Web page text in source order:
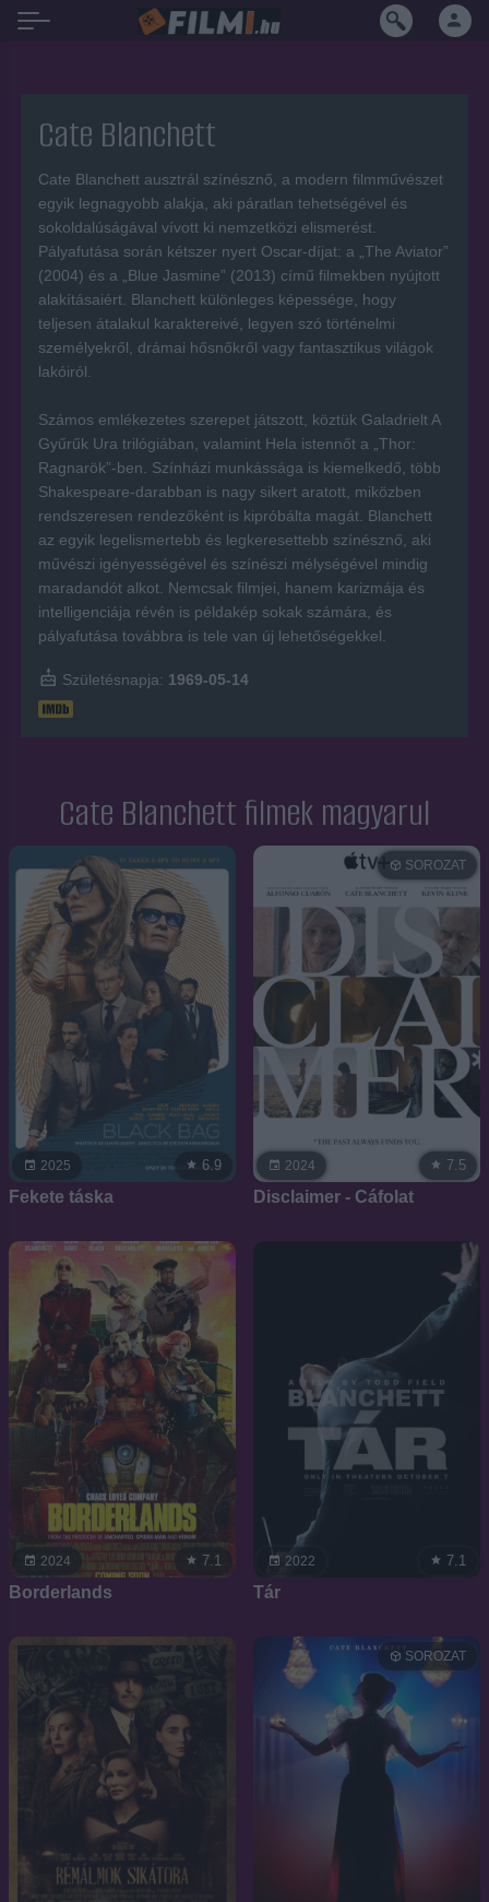
Cate Blanchett
Cate Blanchett ausztrál színésznő, a modern filmművészet
egyik legnagyobb alakja, aki páratlan tehetségével és
sokoldalúságával vívott ki nemzetközi elismerést.
Pályafutása során kétszer nyert Oscar-díjat: a „The Aviator”
(2004) és a „Blue Jasmine” (2013) című filmekben nyújtott
alakításaiért. Blanchett különleges képessége, hogy
teljesen átalakul karaktereivé, legyen szó történelmi
személyekről, drámai hősnőkről vagy fantasztikus világok
lakóiról.
Számos emlékezetes szerepet játszott, köztük Galadrielt A
Gyűrűk Ura trilógiában, valamint Hela istennőt a „Thor:
Ragnarök”-ben. Színházi munkássága is kiemelkedő, több
Shakespeare-darabban is nagy sikert aratott, miközben
rendszeresen rendezőként is kipróbálta magát. Blanchett
az egyik legelismertebb és legkeresettebb színésznő, aki
művészi igényességével és színészi mélységével mindig
maradandót alkot. Nemcsak filmjei, hanem karizmája és
intelligenciája révén is példakép sokak számára, és
pályafutása továbbra is tele van új lehetőségekkel.
Születésnapja: 1969-05-14
Cate Blanchett filmek magyarul
2025 6.9
Fekete táska
2024
SOROZAT
7.5
Disclaimer - Cáfolat
2024 7.1
Borderlands
2022 7.1
Tár
SOROZAT